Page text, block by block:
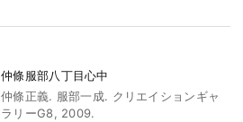
仲條服部八丁目心中
仲條正義. 服部一成. クリエイションギャ
ラリーG8, 2009.